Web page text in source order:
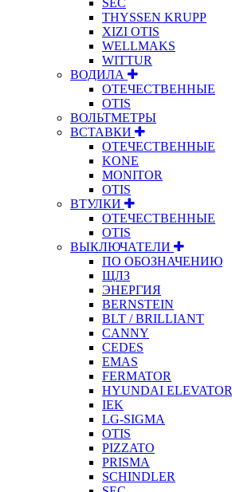
THYSSEN KRUPP
XIZI OTIS
WELLMAKS
WITTUR
ВОДИЛА
ОТЕЧЕСТВЕННЫЕ
OTIS
ВОЛЬТМЕТРЫ
ВСТАВКИ
ОТЕЧЕСТВЕННЫЕ
KONE
MONITOR
OTIS
ВТУЛКИ
ОТЕЧЕСТВЕННЫЕ
OTIS
ВЫКЛЮЧАТЕЛИ
ПО ОБОЗНАЧЕНИЮ
ЩЛЗ
ЭНЕРГИЯ
BERNSTEIN
BLT / BRILLIANT
CANNY
CEDES
EMAS
FERMATOR
HYUNDAI ELEVATOR
IEK
LG-SIGMA
OTIS
PIZZATO
PRISMA
SCHINDLER